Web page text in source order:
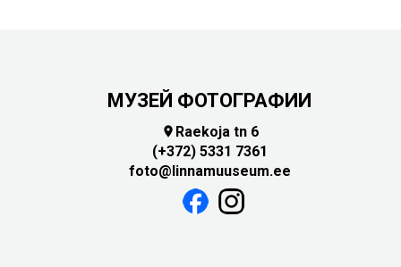
МУЗЕЙ ФОТОГРАФИИ
 Raekoja tn 6
(+372) 5331 7361
foto@linnamuuseum.ee